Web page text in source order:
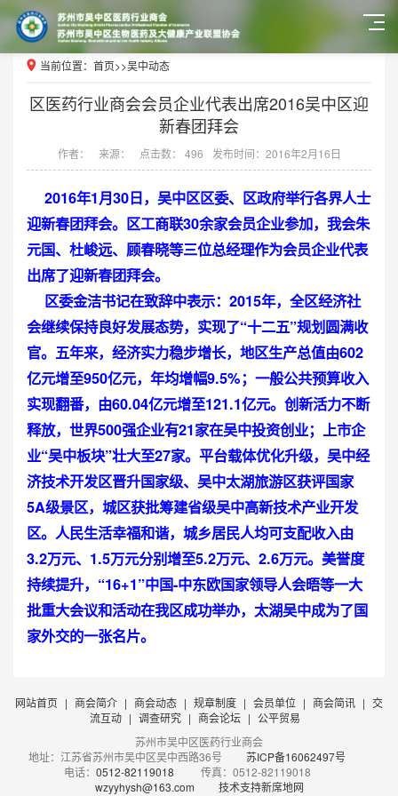
当前位置： 首页>>吴中动态
区医药行业商会会员企业代表出席2016吴中区迎
新春团拜会
作者： 来源： 点击数： 496 发布时间：2016年2月16日
2016年1月30日，吴中区区委、区政府举行各界人士
迎新春团拜会。区工商联30余家会员企业参加，我会朱
元国、杜峻远、顾春晓等三位总经理作为会员企业代表
出席了迎新春团拜会。
区委金洁书记在致辞中表示：2015年，全区经济社
会继续保持良好发展态势，实现了“十二五”规划圆满收
官。五年来，经济实力稳步增长，地区生产总值由602
亿元增至950亿元，年均增幅9.5%；一般公共预算收入
实现翻番，由60.04亿元增至121.1亿元。创新活力不断
释放，世界500强企业有21家在吴中投资创业；上市企
业“吴中板块”壮大至27家。平台载体优化升级，吴中经
济技术开发区晋升国家级、吴中太湖旅游区获评国家
5A级景区，城区获批筹建省级吴中高新技术产业开发
区。人民生活幸福和谐，城乡居民人均可支配收入由
3.2万元、1.5万元分别增至5.2万元、2.6万元。美誉度
持续提升，“16+1”中国-中东欧国家领导人会晤等一大
批重大会议和活动在我区成功举办，太湖吴中成为了国
家外交的一张名片。
网站首页 | 商会简介 | 商会动态 | 规章制度 | 会员单位 | 商会简讯 | 交
流互动 | 调查研究 | 商会论坛 | 公平贸易
苏州市吴中区医药行业商会
地址：江苏省苏州市吴中区吴中西路36号
苏ICP备16062497号
电话： 0512-82119018 传真：0512-82119018
wzyyhysh@163.com
技术支持新席地网